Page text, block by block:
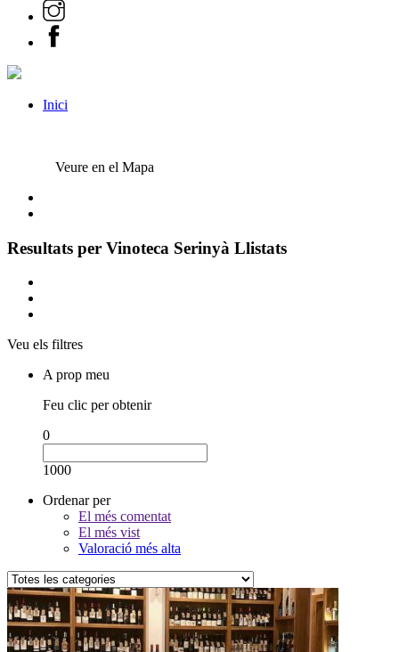
Inici
Veure en el Mapa
Resultats per Vinoteca Serinyà Llistats
Veu els filtres
A prop meu
Feu clic per obtenir
0
1000
Ordenar per
El més comentat
El més vist
Valoració més alta